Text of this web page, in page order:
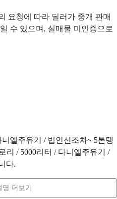
요청에 따라 딜러가 중개 판매
수 있으며, 실매물 미인증으로
엘주유기 / 법인신조차~ 5톤탱
리 / 5000리터 / 다니엘주유기 /
다.
더보기